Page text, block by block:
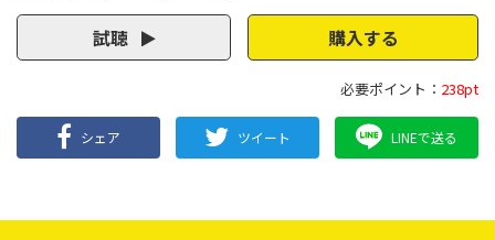
試聴 購入する
必要ポイント： 238pt
シェア ツイート LINEで送る